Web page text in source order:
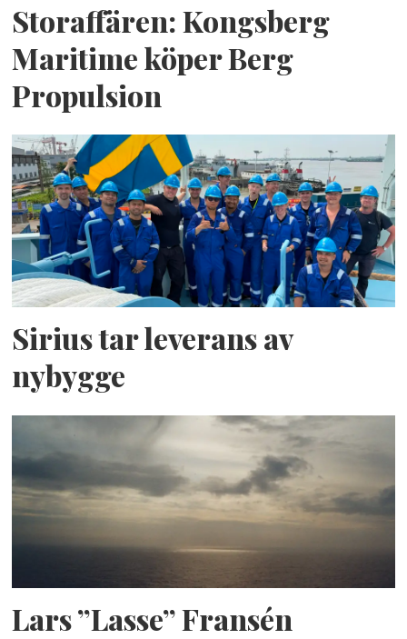
Storaffären: Kongsberg
Maritime köper Berg
Propulsion
Sirius tar leverans av
nybygge
Lars ”Lasse” Fransén